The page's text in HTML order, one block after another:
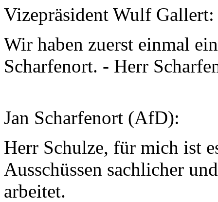
Vizepräsident Wulf Gallert:
Wir haben zuerst einmal
Scharfenort. - Herr
Jan Scharfenort (AfD):
Herr Schulze, für mich ist
Ausschüssen sachlicher
arbeitet.